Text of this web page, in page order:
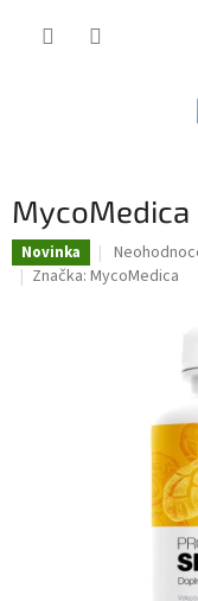
MycoMedica
Novinka
Průměrné
hodnocení
Značka: MycoMedica